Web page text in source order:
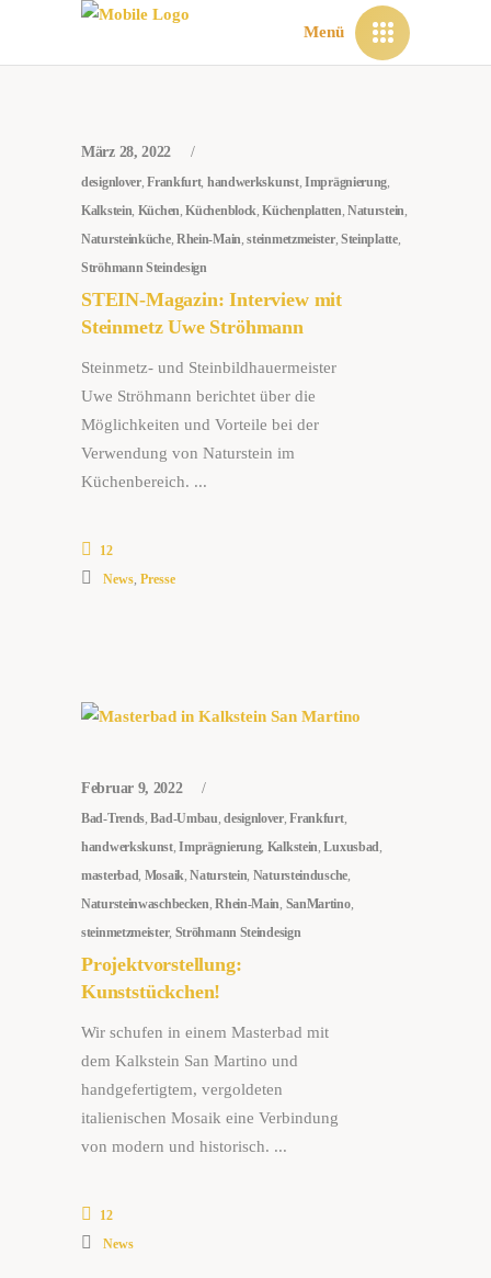
Menü
März 28, 2022
designlover,Frankfurt, handwerkskunst,Imprägnierung,
Kalkstein, Küchen,Küchenblock,Küchenplatten, Naturstein,
Natursteinküche, Rhein-Main,steinmetzmeister, Steinplatte,
Ströhmann Steindesign
STEIN-Magazin: Interview mit
Steinmetz Uwe Ströhmann
Steinmetz- und Steinbildhauermeister
Uwe Ströhmann berichtet über die
Möglichkeiten und Vorteile bei der
Verwendung von Naturstein im
Küchenbereich.
12
News, Presse
Februar 9, 2022
Bad-Trends ,Bad-Umbau ,designlover,Frankfurt,
handwerkskunst,Imprägnierung, Kalkstein ,Luxusbad
masterbad Mosaik ,Naturstein Natursteindusche,
Natursteinwaschbecken ,Rhein-Main SanMartino,
steinmetzmeister, Ströhmann Steindesign
Projektvorstellung:
Kunststückchen!
Wir schufen in einem Masterbad mit
dem Kalkstein San Martino und
handgefertigtem, vergoldeten
italienischen Mosaik eine Verbindung
von modern und historisch.
12
News